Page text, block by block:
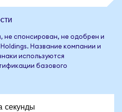
не спонсирован, не одобрен и
Название компании и
используются
базового
секунды